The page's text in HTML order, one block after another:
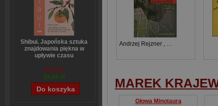
Shibui. Japońska sztuka
znajdowania piękna w
upływie czasu
64,13 zł
54,66 zł
Andrzej Rejzner
MAREK
Głowa Minotaura